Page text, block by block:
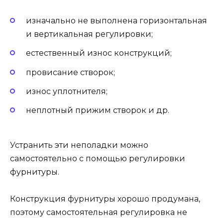
изначально не выполнена горизонтальная
и вертикальная регулировки;
естественный износ конструкций;
провисание створок;
износ уплотнителя;
неплотный прижим створок и др.
Устранить эти неполадки можно
самостоятельно с помощью регулировки
фурнитуры.
Конструкция фурнитуры хорошо продумана,
поэтому самостоятельная регулировка не